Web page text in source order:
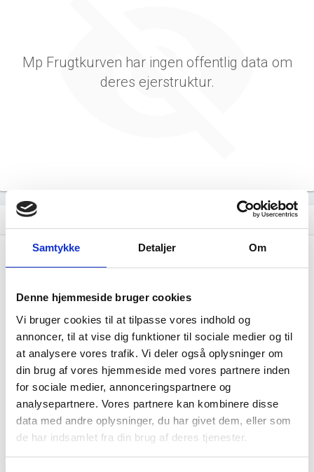
Samtykke Detaljer Om
Denne hjemmeside bruger cookies
Vi bruger cookies til at tilpasse vores indhold og
annoncer, til at vise dig funktioner til sociale medier og til
at analysere vores trafik. Vi deler også oplysninger om
din brug af vores hjemmeside med vores partnere inden
for sociale medier, annonceringspartnere og
analysepartnere. Vores partnere kan kombinere disse
data med andre oplysninger, du har givet dem, eller som
de har indsamlet fra din brug af deres tjenester.
Mp Frugtkurven har ingen offentlig data om
deres ejerstruktur.
dashboard Virksomhedens datterselskaber
Mp Frugtkurven har ingen datterselskaber.